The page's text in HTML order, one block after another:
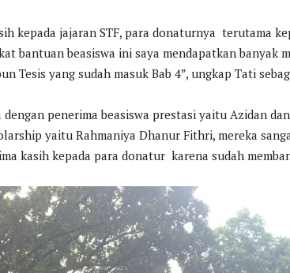
kepada jajaran STF, para donaturnya terutama
bantuan beasiswa ini saya mendapatkan banyak
Tesis yang sudah masuk Bab 4”, ungkap Tati
dengan penerima beasiswa prestasi yaitu Azidan
yaitu Rahmaniya Dhanur Fithri, mereka
kasih kepada para donatur karena sudah